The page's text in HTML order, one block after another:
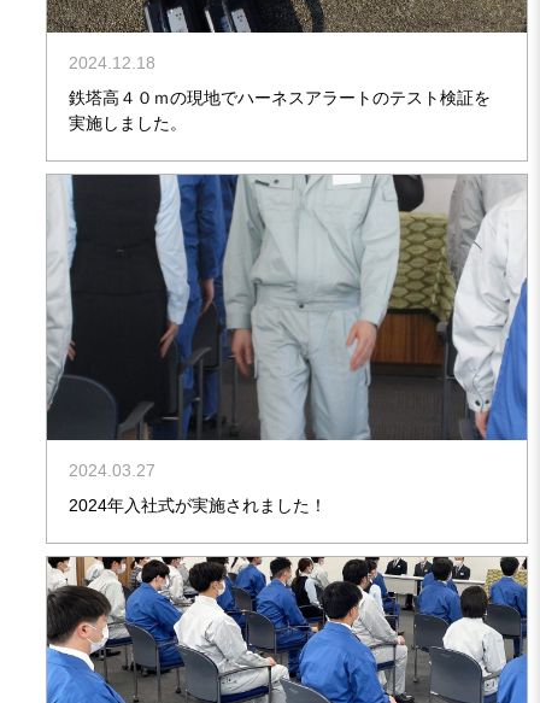
2024.12.18
鉄塔高４０ｍの現地でハーネスアラートのテスト検証を
実施しました。
2024.03.27
2024年入社式が実施されました！